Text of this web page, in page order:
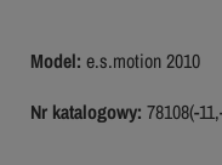
Model: e.s.motion 2010
Nr katalogowy: 78108(-